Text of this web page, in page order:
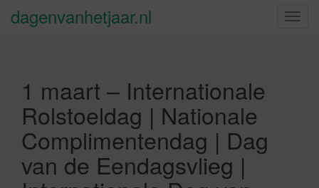
S
dagenvanhetjaar.nl
1 maart – Internationale
Rolstoeldag | Nationale
Complimentendag | Dag
van de Eendagsvlieg |